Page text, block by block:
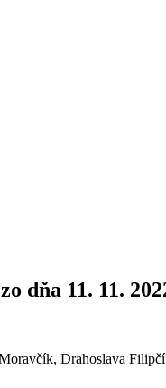
dňa 11. 11.
Drahoslava